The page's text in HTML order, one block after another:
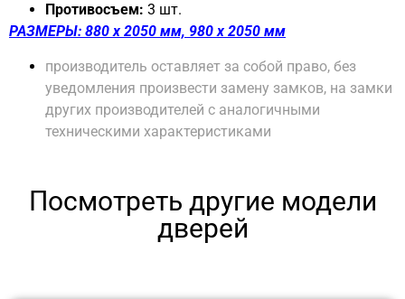
Противосъем: 3 шт.
РАЗМЕРЫ: 880 х 2050 мм, 980 х 2050 мм
производитель оставляет за собой право, без
уведомления произвести замену замков, на замки
других производителей с аналогичными
техническими характеристиками
Посмотреть другие модели
дверей